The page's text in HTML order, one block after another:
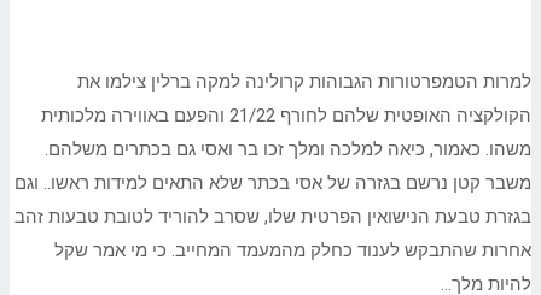
למרות הטמפרטורות הגבוהות קרולינה למקה ברלין צילמו את
הקולקציה האופטית שלהם לחורף 21/22 והפעם באווירה מלכותית
משהו. כאמור, כיאה למלכה ומלך זכו בר ואסי גם בכתרים משלהם.
משבר קטן נרשם בגזרה של אסי בכתר שלא התאים למידות ראשו.. וגם
בגזרת טבעת הנישואין הפרטית שלו, שסרב להוריד לטובת טבעות זהב
אחרות שהתבקש לענוד כחלק מהמעמד המחייב. כי מי אמר שקל
להיות מלך…